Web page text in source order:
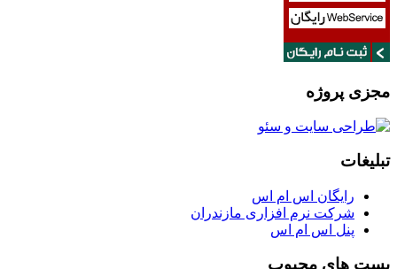
مجزی پروژه
تبلیغات
رایگان اس ام اس
شرکت نرم افزاری مازندران
پنل اس ام اس
پست های محبوب